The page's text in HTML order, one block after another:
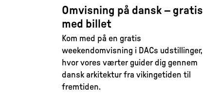
Omvisning på dansk – gratis
med billet
Kom med på en gratis
weekendomvisning i DACs udstillinger,
hvor vores værter guider dig gennem
dansk arkitektur fra vikingetiden til
fremtiden.